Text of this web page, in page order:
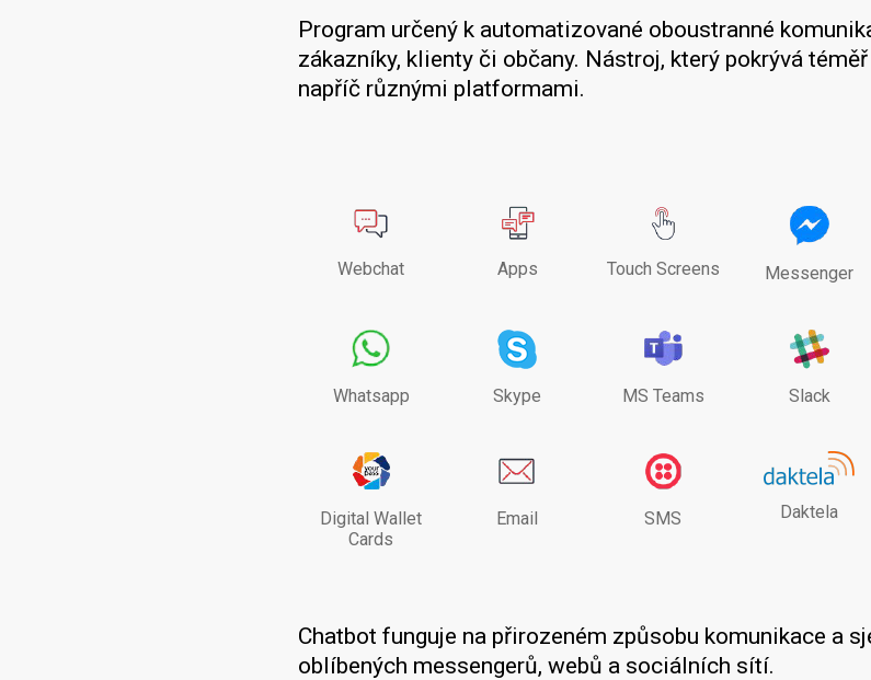
Program určený k automatizované oboustranné
zákazníky, klienty či občany. Nástroj, který pokrývá
napříč různými platformami.
Webchat Apps Touch Screens Messenger
Whatsapp Skype MS Teams Slack
Digital Wallet
Cards
Email SMS Daktela
Chatbot funguje na přirozeném způsobu komunikace a
oblíbených messengerů, webů a sociálních sítí.